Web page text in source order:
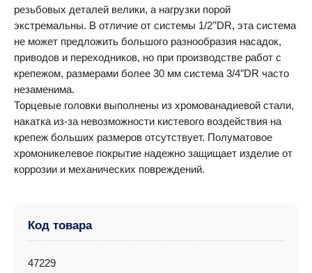
резьбовых деталей велики, а нагрузки порой
экстремальны. В отличие от системы 1/2’’DR, эта система
не может предложить большого разнообразия насадок,
приводов и переходников, но при производстве работ с
крепежом, размерами более 30 мм система 3/4″DR часто
незаменима.
Торцевые головки выполнены из хромованадиевой стали,
накатка из-за невозможности кистевого воздействия на
крепеж больших размеров отсутствует. Полуматовое
хромоникелевое покрытие надежно защищает изделие от
коррозии и механических повреждений.
Код товара
47229